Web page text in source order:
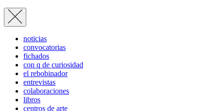
noticias
convocatorias
fichados
con q de curiosidad
el rebobinador
entrevistas
colaboraciones
libros
centros de arte